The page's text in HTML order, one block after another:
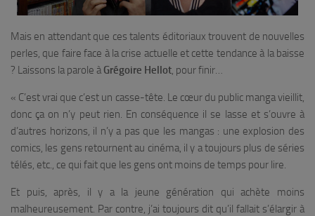
Mais en attendant que ces talents éditoriaux trouvent de nouvelles
perles, que faire face à la crise actuelle et cette tendance à la baisse
? Laissons la parole à Grégoire Hellot, pour finir…
« C’est vrai que c’est un casse-tête. Le cœur du public manga vieillit,
donc ça on n’y peut rien. En conséquence il se lasse et s’ouvre à
d’autres horizons, il n’y a pas que les mangas : une explosion des
comics, les gens retournent au cinéma, il y a toujours plus de séries
télés, etc., ce qui fait que les gens ont moins de temps pour lire.
Et puis, après, il y a la jeune génération qui achète moins
malheureusement. Par contre, j’ai toujours dit qu’il fallait s’élargir à